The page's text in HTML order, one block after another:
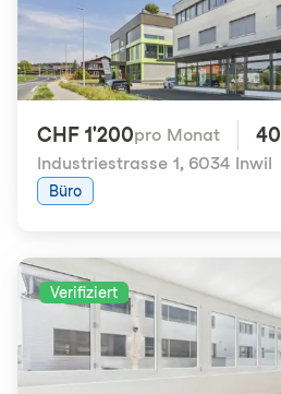
CHF 1'200pro Monat 40
Industriestrasse 1, 6034 Inwil
Büro
Verifiziert